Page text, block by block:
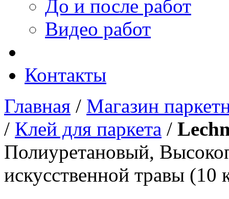
До и после работ
Видео работ
Контакты
Главная / Магазин
/ Клей для паркета /
Полиуретановый,
искусственной травы (10